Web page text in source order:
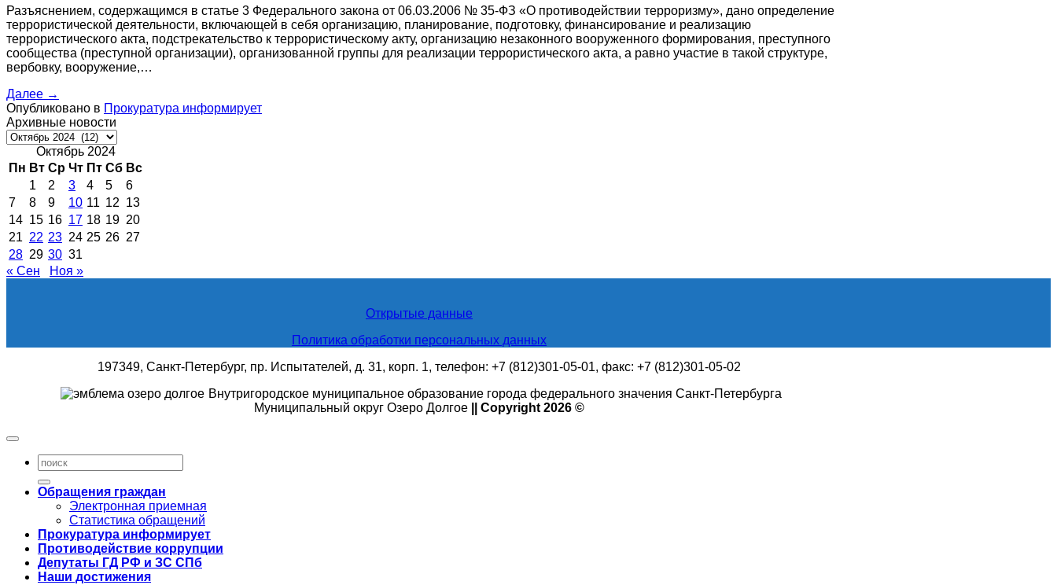
Разъяснением, содержащимся в статье 3 Федерального закона от 06.03.2006 № 35-ФЗ «О противодействии терроризму», дано определение
террористической деятельности, включающей в себя организацию, планирование, подготовку, финансирование и реализацию
террористического акта, подстрекательство к террористическому акту, организацию незаконного вооруженного формирования, преступного
сообщества (преступной организации), организованной группы для реализации террористического акта, а равно участие в такой структуре,
вербовку, вооружение,…
Далее →
Опубликовано в Прокуратура информирует
Архивные новости
Архивные
новостиОктябрь 2024
Пн Вт Ср Чт Пт Сб Вс
1
2 3 4 5
6
7
8 9 10 11 12 13
14 15 16 17 18 19 20
21 22 23 24 25 26 27
28 29 30 31
« Сен
Ноя »
Открытые данные
Политика обработки персональных данных
197349, Санкт-Петербург, пр. Испытателей, д. 31, корп. 1, телефон: +7 (812)301-05-01, факс: +7 (812)301-05-02
Внутригородское муниципальное образование города федерального значения Санкт-Петербурга
Муниципальный округ Озеро Долгое
|| Copyright 2026 ©
Обращения граждан
Электронная приемная
Статистика обращений
Прокуратура информирует
Противодействие коррупции
Депутаты ГД РФ и ЗС СПб
Наши достижения